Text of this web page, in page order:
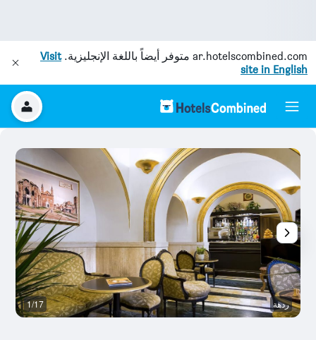
ar.hotelscombined.com متوفر أيضاً باللغة الإنجليزية.Visit
site in English
ردهة 1/17